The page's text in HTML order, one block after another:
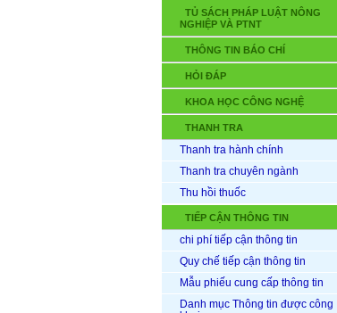
TỦ SÁCH PHÁP LUẬT NÔNG
NGHIỆP VÀ PTNT
THÔNG TIN BÁO CHÍ
HỎI ĐÁP
KHOA HỌC CÔNG NGHỆ
THANH TRA
Thanh tra hành chính
Thanh tra chuyên ngành
Thu hồi thuốc
TIẾP CẬN THÔNG TIN
chi phí tiếp cận thông tin
Quy chế tiếp cận thông tin
Mẫu phiếu cung cấp thông tin
Danh mục Thông tin được công